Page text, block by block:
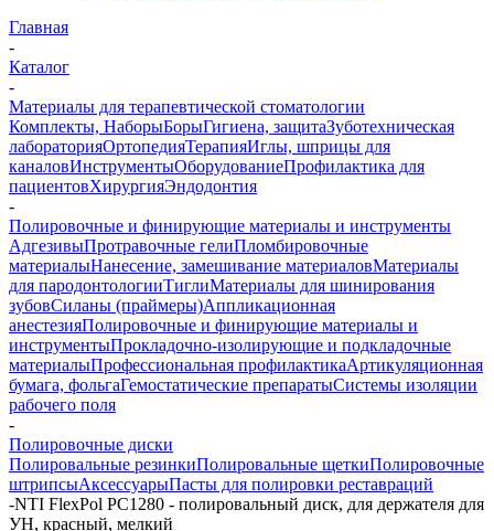
Главная
-
Каталог
-
Материалы для терапевтической стоматологии
Комплекты, НаборыБорыГигиена, защитаЗуботехническая
лабораторияОртопедияТерапияИглы, шприцы для
каналовИнструментыОборудованиеПрофилактика для
пациентовХирургияЭндодонтия
-
Полировочные и финирующие материалы и инструменты
АдгезивыПротравочные гелиПломбировочные
материалыНанесение, замешивание материаловМатериалы
для пародонтологииТиглиМатериалы для шинирования
зубовСиланы (праймеры)Аппликационная
анестезияПолировочные и финирующие материалы и
инструментыПрокладочно-изолирующие и подкладочные
материалыПрофессиональная профилактикаАртикуляционная
бумага, фольгаГемостатические препаратыСистемы изоляции
рабочего поля
-
Полировочные диски
Полировальные резинкиПолировальные щеткиПолировочные
штрипсыАксессуарыПасты для полировки реставраций
-NTI FlexPol PC1280 - полировальный диск, для держателя для
УН, красный, мелкий